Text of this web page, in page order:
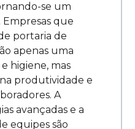
se um
que
portaria de
apenas uma
higiene, mas
produtividade e
A
avançadas e a
equipes são